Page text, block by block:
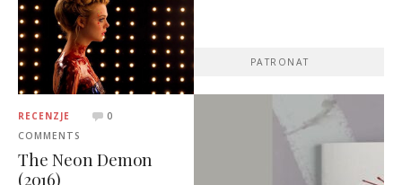
RECENZJE
0
COMMENTS
The Neon Demon
(2016)
PATRONAT